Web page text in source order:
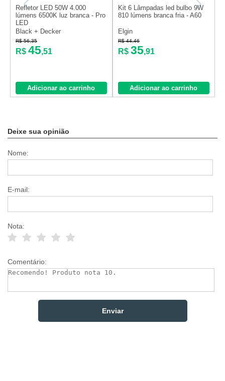
Refletor LED 50W 4.000
lúmens 6500K luz branca - Pro
LED
Black + Decker
R$ 56,35
R$ 45,51
Adicionar ao carrinho
Kit 6 Lâmpadas led bulbo 9W
810 lúmens branca fria - A60
Elgin
R$ 44,46
R$ 35,91
Adicionar ao carrinho
Deixe sua opinião
Nome:
E-mail:
Nota:
Comentário: